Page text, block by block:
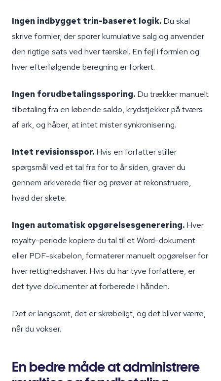
Ingen indbygget trin-baseret logik. Du skal
skrive formler, der sporer kumulative salg og anvender
den rigtige sats ved hver tærskel. En fejl i formlen og
hver efterfølgende beregning er forkert.
Ingen forudbetalingssporing. Du trækker manuelt
tilbetaling fra en løbende saldo, krydstjekker på tværs
af ark, og håber, at intet mister synkronisering.
Intet revisionsspor. Hvis en forfatter stiller
spørgsmål ved et tal fra for to år siden, graver du
gennem arkiverede filer og prøver at rekonstruere,
hvad der skete.
Ingen automatisk opgørelsesgenerering. Hver
royalty-periode kopiere du tal til et Word-dokument
eller PDF-skabelon, formaterer manuelt opgørelser for
hver rettighedshaver. Hvis du har tyve forfattere, er
det tyve dokumenter at forberede i hånden.
Det er langsomt, det er skrøbeligt, og det bliver værre,
når du vokser.
En bedre måde at administrere